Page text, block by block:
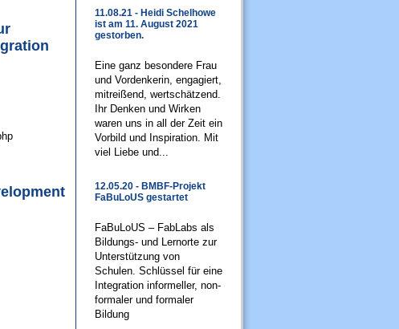
11.08.21 - Heidi Schelhowe
ist am 11. August 2021
gestorben.
Eine ganz besondere Frau
und Vordenkerin, engagiert,
mitreißend, wertschätzend.
Ihr Denken und Wirken
waren uns in all der Zeit ein
Vorbild und Inspiration. Mit
viel Liebe und...
12.05.20 - BMBF-Projekt
FaBuLoUS gestartet
FaBuLoUS – FabLabs als
Bildungs- und Lernorte zur
Unterstützung von
Schulen. Schlüssel für eine
Integration informeller, non-
formaler und formaler
Bildung